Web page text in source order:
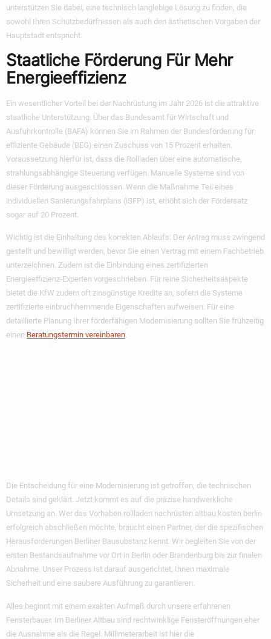
unterstützen Sie dabei, eine technisch langlebige Lösung zu finden, die
sowohl Ihren Schutzbedürfnissen als auch den ästhetischen Vorgaben der
Hauptstadt entspricht.
Staatliche Förderung Für Mehr
Energieeffizienz
Ein wesentlicher Vorteil bei der Nachrüstung im Jahr 2026 ist die attraktive
staatliche Unterstützung. Über das Bundesamt für Wirtschaft und
Ausfuhrkontrolle (BAFA) können Sie im Rahmen der Bundesförderung für
effiziente Gebäude (BEG) einen Zuschuss von 15 Prozent erhalten.
Voraussetzung hierfür ist, dass die Rollladen über eine automatische,
strahlungsabhängige Steuerung verfügen. Manuelle Systeme sind von
dieser Förderung ausgeschlossen. Wenn die Maßnahme Teil eines
individuellen Sanierungsfahrplans (iSFP) ist, erhöht sich der Fördersatz
sogar auf 20 Prozent.
Wichtig ist die Einhaltung des korrekten Ablaufs: Der Antrag muss zwingend
gestellt und bewilligt werden, bevor Sie einen Vertrag mit einem Fachbetrieb
unterzeichnen. Zudem ist die Einbindung eines zertifizierten
Energieeffizienz-Experten vorgeschrieben. Für reine Sicherheitsaspekte
bietet die KfW zudem oft zinsgünstige Kredite an, sofern die Systeme
zertifizierte einbruchhemmende Eigenschaften aufweisen. Für eine
detaillierte Planung Ihrer förderfähigen Modernisierung sollten Sie frühzeitig
einen Beratungstermin vereinbaren.
Die Entscheidung für eine Modernisierung ist getroffen, die technischen
Details sind geklärt. Jetzt kommt es auf die präzise handwerkliche
Umsetzung an. Wer das Vorhaben rollladen nachrüsten altbau kosten berlin
erfolgreich abschließen möchte, braucht einen Partner, der die spezifischen
Herausforderungen Berliner Bausubstanz kennt. Wir begleiten Sie von der
ersten Bestandsaufnahme vor Ort in Berlin oder Brandenburg bis zur finalen
Abnahme. Unser Prozess ist darauf ausgerichtet, Ihnen maximale
Sicherheit und eine saubere Ausführung zu garantieren.
Alles beginnt mit einem exakten Aufmaß durch unsere erfahrenen
Fensterbauer. Im Berliner Altbau sind rechtwinklige Fensteröffnungen eher
die Ausnahme als die Regel. Millimeterarbeit ist hier die